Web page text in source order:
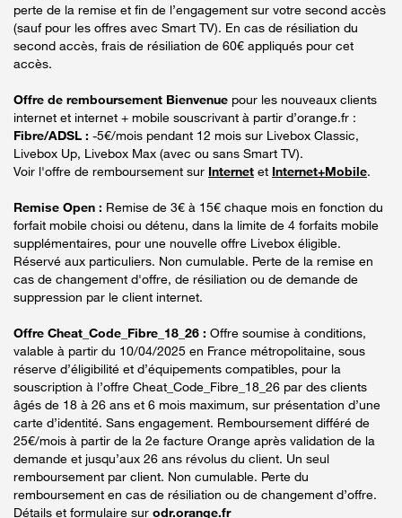
perte de la remise et fin de l’engagement sur votre second accès
(sauf pour les offres avec Smart TV). En cas de résiliation du
second accès, frais de résiliation de 60€ appliqués pour cet
accès.
Offre de remboursement Bienvenue pour les nouveaux clients
internet et internet + mobile souscrivant à partir d’orange.fr :
Fibre/ADSL : -5€/mois pendant 12 mois sur Livebox Classic,
Livebox Up, Livebox Max (avec ou sans Smart TV).
Voir l'offre de remboursement sur Internet et Internet+Mobile.
Remise Open : Remise de 3€ à 15€ chaque mois en fonction du
forfait mobile choisi ou détenu, dans la limite de 4 forfaits mobile
supplémentaires, pour une nouvelle offre Livebox éligible.
Réservé aux particuliers. Non cumulable. Perte de la remise en
cas de changement d'offre, de résiliation ou de demande de
suppression par le client internet.
Offre Cheat_Code_Fibre_18_26 : Offre soumise à conditions,
valable à partir du 10/04/2025 en France métropolitaine, sous
réserve d’éligibilité et d’équipements compatibles, pour la
souscription à l’offre Cheat_Code_Fibre_18_26 par des clients
âgés de 18 à 26 ans et 6 mois maximum, sur présentation d’une
carte d’identité. Sans engagement. Remboursement différé de
25€/mois à partir de la 2e facture Orange après validation de la
demande et jusqu’aux 26 ans révolus du client. Un seul
remboursement par client. Non cumulable. Perte du
remboursement en cas de résiliation ou de changement d’offre.
Détails et formulaire sur odr.orange.fr